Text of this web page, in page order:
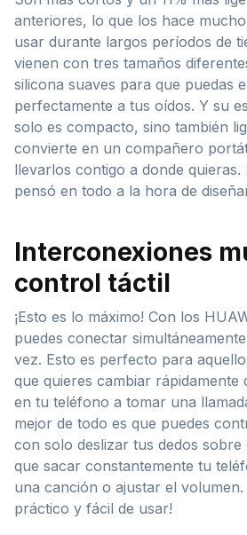
anteriores, lo que los hace
usar durante largos períodos de
vienen con tres tamaños
silicona suaves para que puedas
perfectamente a tus oídos. Y su
solo es compacto, sino también
convierte en un compañero
llevarlos contigo a donde quieras.
pensó en todo a la hora de
Interconexiones
control táctil
¡Esto es lo máximo! Con los
puedes conectar
vez. Esto es perfecto para
que quieres cambiar rápidamente
en tu teléfono a tomar una
mejor de todo es que puedes
con solo deslizar tus dedos sobre
que sacar constantemente tu
una canción o ajustar el volumen.
práctico y fácil de usar!